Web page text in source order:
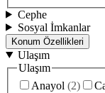
Cephe
Sosyal İmkanlar
Konum Özellikleri
Ulaşım
Ulaşım
Anayol (2)